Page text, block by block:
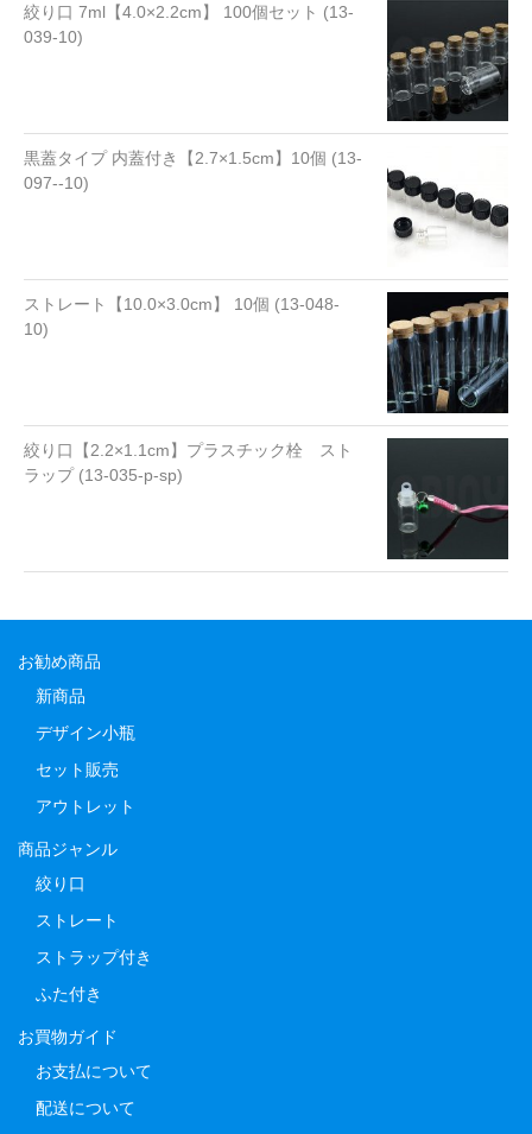
絞り口 7ml【4.0×2.2cm】 100個セット (13-
039-10)
黒蓋タイプ 内蓋付き【2.7×1.5cm】10個 (13-
097--10)
ストレート【10.0×3.0cm】 10個 (13-048-
10)
絞り口【2.2×1.1cm】プラスチック栓 スト
ラップ (13-035-p-sp)
お勧め商品
新商品
デザイン小瓶
セット販売
アウトレット
商品ジャンル
絞り口
ストレート
ストラップ付き
ふた付き
お買物ガイド
お支払について
配送について